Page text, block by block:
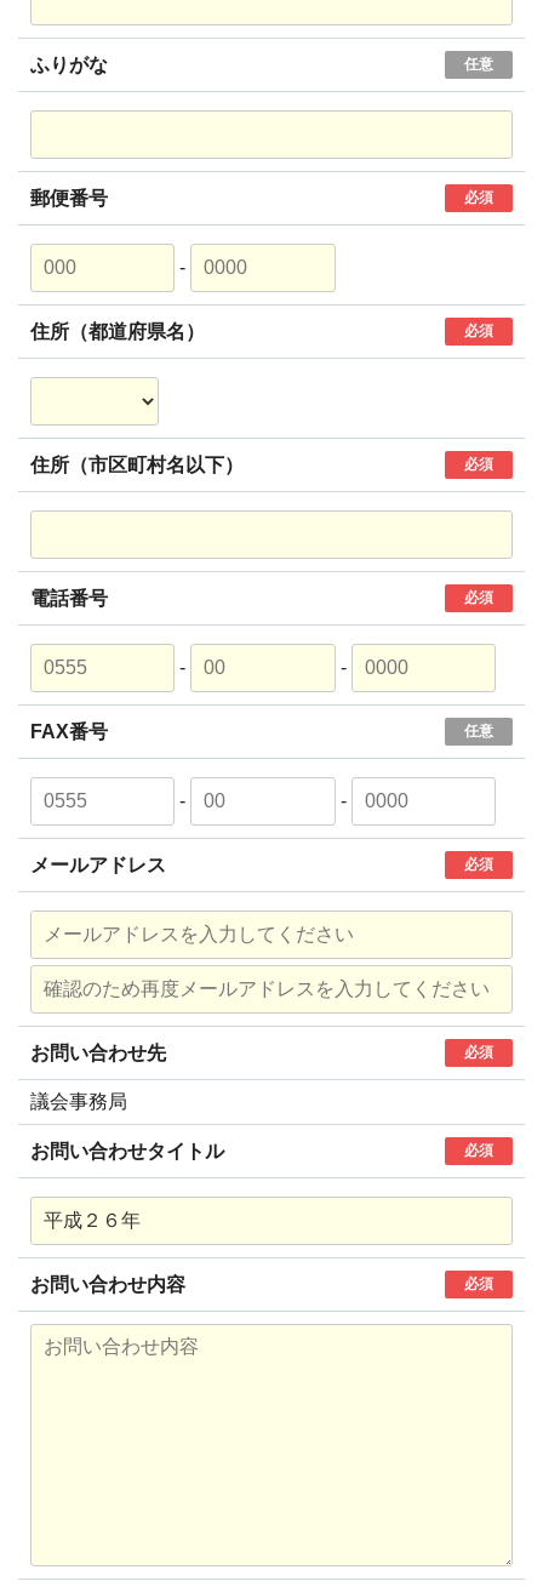
ふりがな 任意
郵便番号 必須
-
住所（都道府県名） 必須
住所（市区町村名以下） 必須
電話番号 必須
- -
FAX番号 任意
- -
メールアドレス 必須
お問い合わせ先 必須
議会事務局
お問い合わせタイトル 必須
お問い合わせ内容 必須